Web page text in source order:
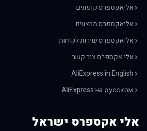
אליאקספרס קופונים
אליאקספרס מבצעים
אליאקספרס שירות לקוחות
אלי אקספרס צור קשר
AliExpress in English
AliExpress на русском
אלי אקספרס ישראל